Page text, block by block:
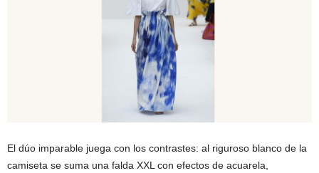
El dúo imparable juega con los contrastes: al riguroso blanco de la
camiseta se suma una falda XXL con efectos de acuarela,